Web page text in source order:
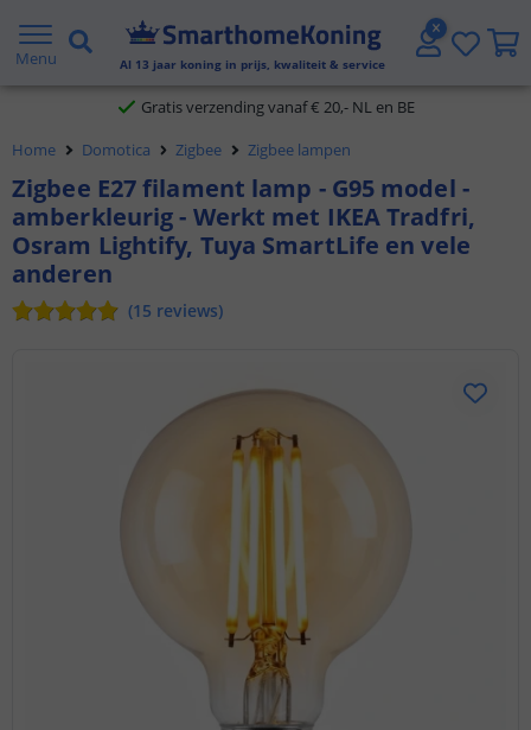
Menu Al 13 jaar koning in prijs, kwaliteit & service
2 jaar garantie
Gratis verzending vanaf € 20,- NL en BE
Klantbeoordeling 9.1
Voor 23:45 uur besteld,morgen in huis
Home Domotica Zigbee Zigbee lampen
Zigbee E27 filament lamp - G95 model -
amberkleurig - Werkt met IKEA Tradfri,
Osram Lightify, Tuya SmartLife en vele
anderen
(15 reviews)